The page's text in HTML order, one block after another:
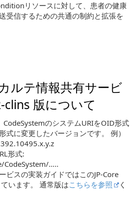
リソースに対して、患者の健康
受信するための共通の制約と拡張を
ルテ情報共有サービ
clins 版について
CodeSystemのシステムURIをOID形式
式に変更したバージョンです。 例）
形式:
…..
ビスの実装ガイドではこのJP-Core
います。 通常版はこちらを参照
く